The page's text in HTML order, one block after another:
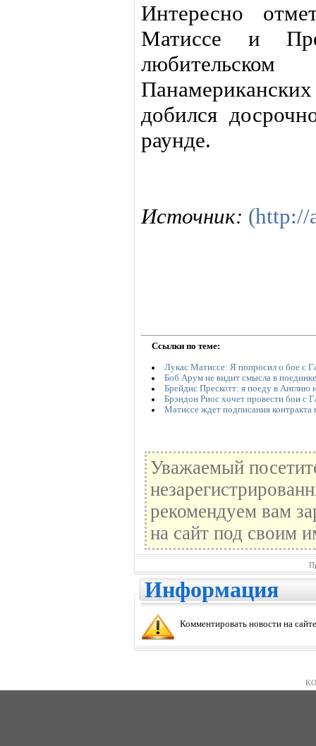
Интересно
Матиссе и
добился
раунде.
Источник: (http://
Ссылки по теме:
Лукас Матиссе: Я попросил о бое с
Боб Арум не видит смысла в
Брейдис Прескотт: я поеду в Англию
Брэндон Риос хочет провести бои с
Матиссе ждет подписания контракта
Уважаемый
рекомендуем вам
на сайт под своим
Информация
Комментировать новости на